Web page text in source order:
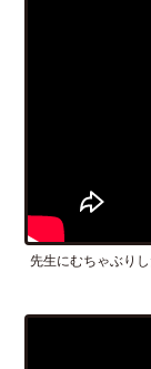
先生にむちゃぶり